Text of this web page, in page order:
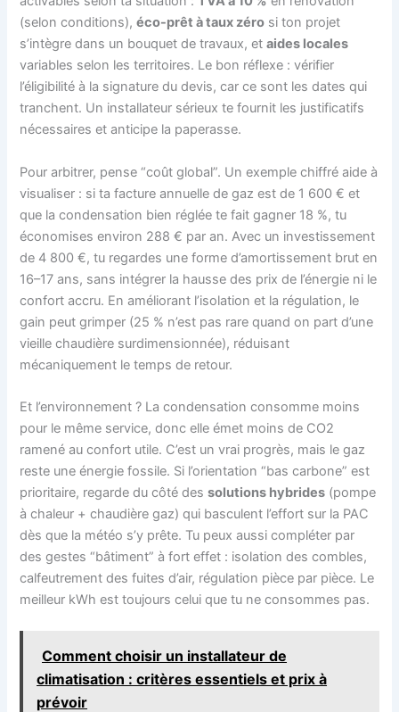
(selon conditions),éco-prêt à taux zéro si ton projet
s’intègre dans un bouquet de travaux, etaides locales
variables selon les territoires. Le bon réflexe : vérifier
l’éligibilité à la signature du devis, car ce sont les dates qui
tranchent. Un installateur sérieux te fournit les justificatifs
nécessaires et anticipe la paperasse.
Pour arbitrer, pense “coût global”. Un exemple chiffré aide à
visualiser : si ta facture annuelle de gaz est de 1 600 € et
que la condensation bien réglée te fait gagner 18 %, tu
économises environ 288 € par an. Avec un investissement
de 4 800 €, tu regardes une forme d’amortissement brut en
16–17 ans, sans intégrer la hausse des prix de l’énergie ni le
confort accru. En améliorant l’isolation et la régulation, le
gain peut grimper (25 % n’est pas rare quand on part d’une
vieille chaudière surdimensionnée), réduisant
mécaniquement le temps de retour.
Et l’environnement ? La condensation consomme moins
pour le même service, donc elle émet moins de CO2
ramené au confort utile. C’est un vrai progrès, mais le gaz
reste une énergie fossile. Si l’orientation “bas carbone” est
prioritaire, regarde du côté dessolutions hybrides (pompe
à chaleur + chaudière gaz) qui basculent l’effort sur la PAC
dès que la météo s’y prête. Tu peux aussi compléter par
des gestes “bâtiment” à fort effet : isolation des combles,
calfeutrement des fuites d’air, régulation pièce par pièce. Le
meilleur kWh est toujours celui que tu ne consommes pas.
Comment choisir un installateur de
climatisation : critères essentiels et prix à
prévoir